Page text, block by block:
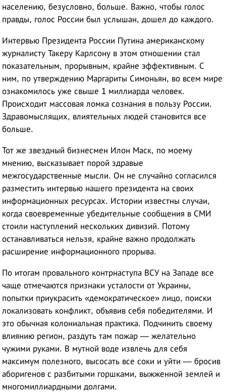
населению, безусловно, больше. Важно, чтобы голос
правды, голос России был услышан, дошел до каждого.
Интервью Президента России Путина американскому
журналисту Такеру Карлсону в этом отношении стал
показательным, прорывным, крайне эффективным. С
ним, по утверждению Маргариты Симоньян, во всем мире
ознакомилось уже свыше 1 миллиарда человек.
Происходит массовая ломка сознания в пользу России.
Здравомыслящих, влиятельных людей становится все
больше.
Тот же звездный бизнесмен Илон Маск, по моему
мнению, высказывает порой здравые
межгосударственные мысли. Он не случайно согласился
разместить интервью нашего президента на своих
информационных ресурсах. Истории известны случаи,
когда своевременные убедительные сообщения в СМИ
стоили наступлений нескольких дивизий. Потому
останавливаться нельзя, крайне важно продолжать
расширение информационного прорыва.
По итогам провального контрнаступа ВСУ на Западе все
чаще отмечаются признаки усталости от Украины,
попытки приукрасить «демократическое» лицо, поиски
локализовать конфликт, объявив себя победителями. И
это обычная колониальная практика. Подчинить своему
влиянию регион, раздуть там пожар — желательно
чужими руками. В мутной воде извлечь для себя
максимум полезного, высосать все соки и уйти — бросив
аборигенов с разбитыми горшками, выжженной землей и
многомиллиардными долгами.